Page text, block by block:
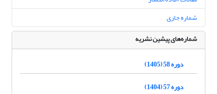
شماره جاری
شماره‌های پیشین نشریه
دوره 58 (1405)
دوره 57 (1404)